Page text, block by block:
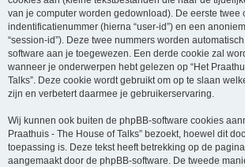
van je computer worden gedownload). De eerste twee
indentificatienummer (hierna “user-id”) en een
“session-id”). Deze twee nummers worden
software aan je toegewezen. Een derde cookie zal
wanneer je onderwerpen hebt gelezen op “Het
Talks”. Deze cookie wordt gebruikt om op te slaan
zijn en verbetert daarmee je gebruikerservaring.
Wij kunnen ook buiten de phpBB-software cookies
Praathuis - The House of Talks” bezoekt, hoewel dit
toepassing is. Deze tekst heeft betrekking op de
aangemaakt door de phpBB-software. De tweede